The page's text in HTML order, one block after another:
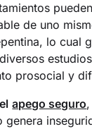
de uno
lo cual
prosocial y
apego seguro
genera